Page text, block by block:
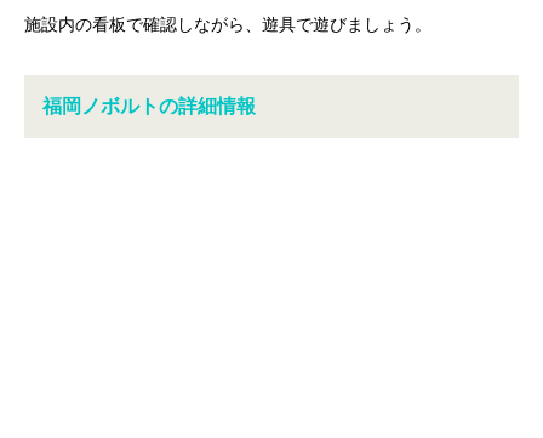
施設内の看板で確認しながら、遊具で遊びましょう。
福岡ノボルトの詳細情報